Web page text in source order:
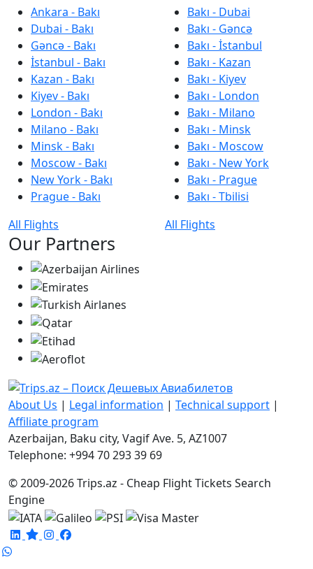
Ankara - Bakı
Dubai - Bakı
Gəncə - Bakı
İstanbul - Bakı
Kazan - Bakı
Kiyev - Bakı
London - Bakı
Milano - Bakı
Minsk - Bakı
Moscow - Bakı
New York - Bakı
Prague - Bakı
All Flights
Bakı - Dubai
Bakı - Gəncə
Bakı - İstanbul
Bakı - Kazan
Bakı - Kiyev
Bakı - London
Bakı - Milano
Bakı - Minsk
Bakı - Moscow
Bakı - New York
Bakı - Prague
Bakı - Tbilisi
All Flights
Our Partners
About Us | Legal information | Technical support |
Affiliate program
Azerbaijan, Baku city, Vagif Ave. 5, AZ1007
Telephone: +994 70 293 39 69
© 2009-2026 Trips.az - Cheap Flight Tickets Search
Engine